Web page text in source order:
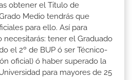
obtener el Titulo de
Medio tendrás que
para ello. Así para
tener el Graduado
el 2º de BUP ó ser Técnico-
oficial) ó haber superado la
para mayores de 25